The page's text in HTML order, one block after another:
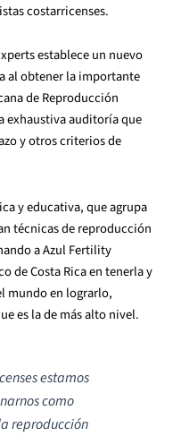
costarricenses.
establece un nuevo
al obtener la importante
de Reproducción
exhaustiva auditoría que
y otros criterios de
y educativa, que agrupa
técnicas de reproducción
a Azul Fertility
de Costa Rica en tenerla y
mundo en lograrlo,
es la de más alto nivel.
estamos
como
reproducción